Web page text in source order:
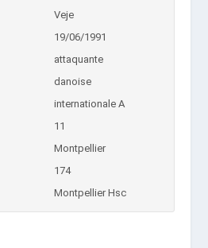
Veje
19/06/1991
attaquante
danoise
internationale A
11
Montpellier
174
Montpellier Hsc